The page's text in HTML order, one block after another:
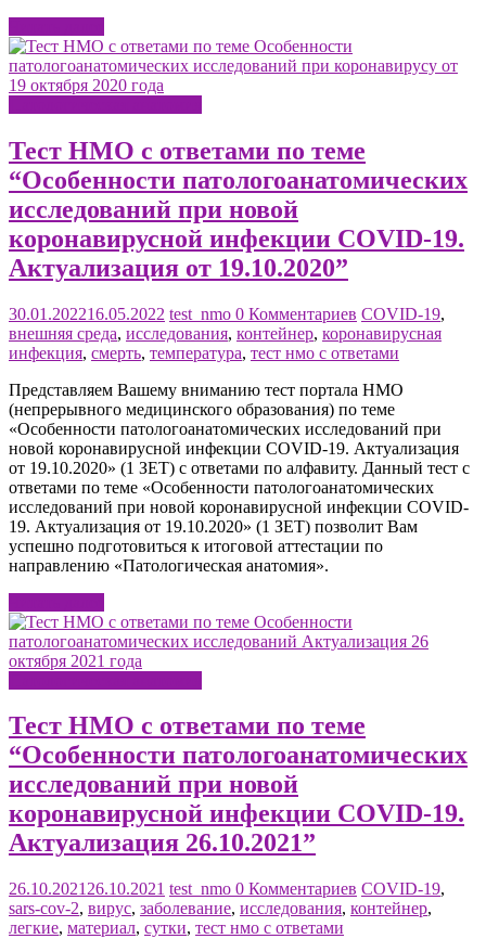
Тест НМО с ответами по теме
“Особенности патологоанатомических
исследований при новой
коронавирусной инфекции COVID-19.
Актуализация от 19.10.2020”
30.01.202216.05.2022 test_nmo 0 Комментариев COVID-19,
внешняя среда, исследования, контейнер, коронавирусная
инфекция, смерть, температура, тест нмо с ответами
Представляем Вашему вниманию тест портала НМО
(непрерывного медицинского образования) по теме
«Особенности патологоанатомических исследований при
новой коронавирусной инфекции COVID-19. Актуализация
от 19.10.2020» (1 ЗЕТ) с ответами по алфавиту. Данный тест с
ответами по теме «Особенности патологоанатомических
исследований при новой коронавирусной инфекции COVID-
19. Актуализация от 19.10.2020» (1 ЗЕТ) позволит Вам
успешно подготовиться к итоговой аттестации по
направлению «Патологическая анатомия».
Тест НМО с ответами по теме
“Особенности патологоанатомических
исследований при новой
коронавирусной инфекции COVID-19.
Актуализация 26.10.2021”
26.10.2021 26.10.2021 test_nmo 0 Комментариев COVID-19,
sars-cov-2, вирус, заболевание, исследования, контейнер,
легкие, материал, сутки, тест нмо с ответами